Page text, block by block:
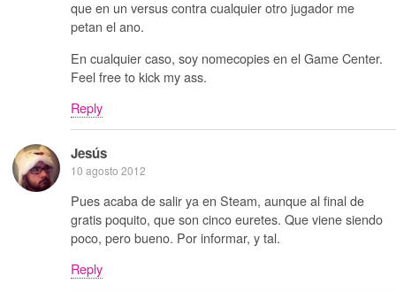
que en un versus contra cualquier otro jugador me
petan el ano.
En cualquier caso, soy nomecopies en el Game Center.
Feel free to kick my ass.
Reply
Jesús
10 agosto 2012
Pues acaba de salir ya en Steam, aunque al final de
gratis poquito, que son cinco euretes. Que viene siendo
poco, pero bueno. Por informar, y tal.
Reply